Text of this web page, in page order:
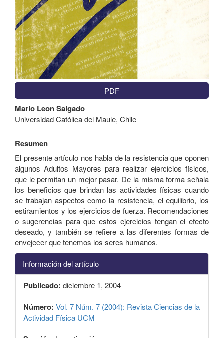
PDF
Contenido
principal
del
Mario Leon Salgado
Universidad Católica del Maule, Chile
Resumen
El presente artículo nos habla de la resistencia que oponen
algunos Adultos Mayores para realizar ejercicios físicos,
que le permitan un mejor pasar. De la misma forma señala
los beneficios que brindan las actividades físicas cuando
se trabajan aspectos como la resistencia, el equilibrio, los
estiramientos y los ejercicios de fuerza. Recomendaciones
o sugerencias para que estos ejercicios tengan el efecto
deseado, y también se refiere a las diferentes formas de
envejecer que tenemos los seres humanos.
Información del artículo
Publicado: diciembre 1, 2004
Número: Vol. 7 Núm. 7 (2004): Revista Ciencias de la
Actividad Física UCM